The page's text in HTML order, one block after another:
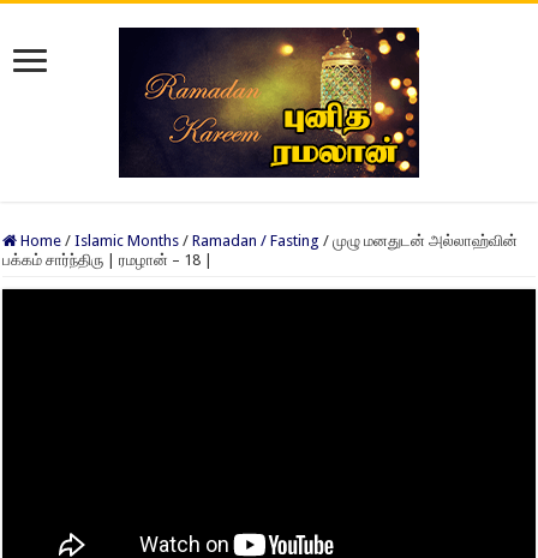
Home / Islamic Months / Ramadan / Fasting / முழு மனதுடன் அல்லாஹ்வின்
பக்கம் சார்ந்திரு | ரமழான் – 18 |